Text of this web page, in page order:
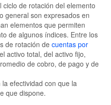
de rotación del elemento
general son expresados en
elementos que permiten
de algunos índices. Entre los
de rotación de cuentas por
activo total, del activo fijo,
de cobro, de pago y de
efectividad con que la
que dispone.